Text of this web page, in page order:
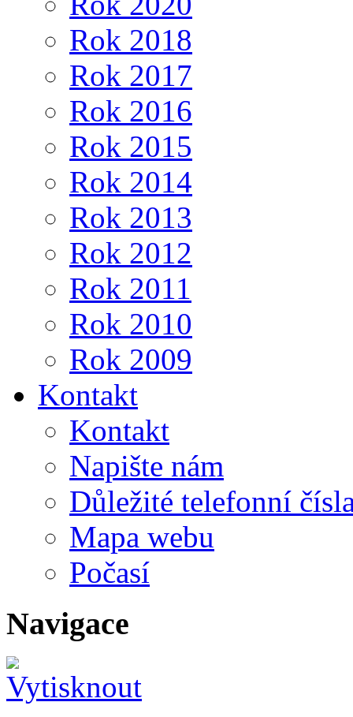
Rok 2018
Rok 2017
Rok 2016
Rok 2015
Rok 2014
Rok 2013
Rok 2012
Rok 2011
Rok 2010
Rok 2009
Kontakt
Kontakt
Napište nám
Důležité telefonní
Mapa webu
Počasí
Navigace